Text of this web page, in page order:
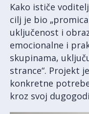
Kako ističe
cilj je bio
uključenost i
emocionalne i
skupinama,
strance“. Projekt
konkretne
kroz svoj